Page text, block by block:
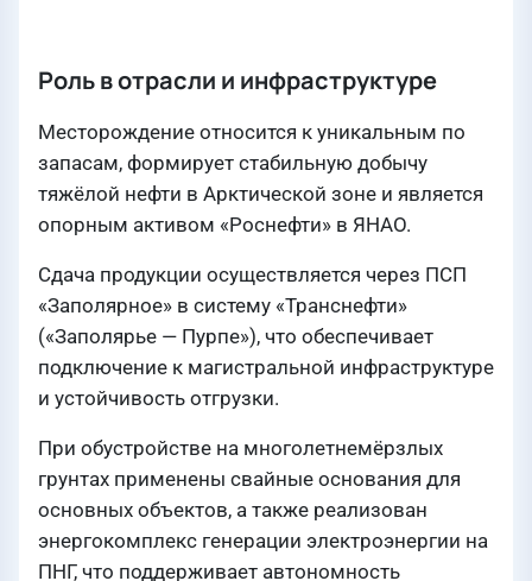
Роль в отрасли и инфраструктуре
Месторождение относится к уникальным по
запасам, формирует стабильную добычу
тяжёлой нефти в Арктической зоне и является
опорным активом «Роснефти» в ЯНАО.
Сдача продукции осуществляется через ПСП
«Заполярное» в систему «Транснефти»
(«Заполярье — Пурпе»), что обеспечивает
подключение к магистральной инфраструктуре
и устойчивость отгрузки.
При обустройстве на многолетнемёрзлых
грунтах применены свайные основания для
основных объектов, а также реализован
энергокомплекс генерации электроэнергии на
ПНГ, что поддерживает автономность